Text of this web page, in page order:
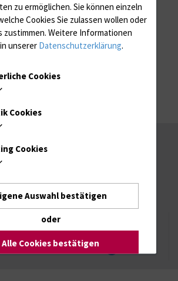
für Radiologie, Kinder- und
vollumfängliche Weiterbildung in der
Kinderradiologie bei voller
(36 Monate) angeboten.
im Schwerpunkt Kinderradiologie
LinkedIn
Xing
(für Studenten)
Barrierefreiheit
zu ermöglichen. Sie können einzeln
Cookies Sie zulassen wollen oder
zustimmen. Weitere Informationen
unserer Datenschutzerklärung.
Cookies
Cookies
Cookies
Auswahl bestätigen
oder
Alle Cookies bestätigen